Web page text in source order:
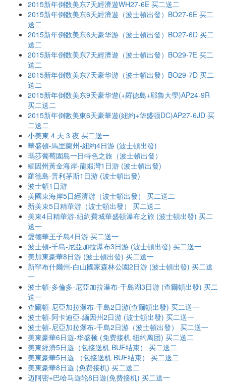
2015新年倒数美东7天經濟遊WH27-6E 买二送二
2015新年倒数美东6天經濟遊（波士頓出發）BO27-6E 买二
送二
2015新年倒数美东6天豪华游（波士頓出發）BO27-6D 买二
送二
2015新年倒数美东7天經濟遊（波士頓出發）BO29-7E 买二
送二
2015新年倒数美东7天豪华游（波士頓出發）BO29-7D 买二
送二
2015新年倒数美东9天豪华遊(+羅德島+耶魯大學)AP24-9R
买二送二
2015新年倒數美東6天豪華遊(紐約+华盛顿DC)AP27-6JD 买
二送二
小美東 4 天 3 夜 买二送一
華盛頓-馬里蘭州-紐約4日游 (波士頓出發)
瑪莎葡萄園島一日特色之旅（波士頓出發）
緬因州黃金海岸-龍蝦灣1日游 (波士頓出發)
羅德島-普利茅斯1日游 (波士頓出發)
波士頓1日游
美國東海岸5日經濟游（波士頓出發） 买二送二
新美東5日精華游（波士頓出發） 买二送二
美東4日精華游-紐約費城華盛頓瀑布之旅 (波士頓出發) 买二
送一
愛德華王子島4日游 买二送一
波士頓-千島-尼亞加拉瀑布3日游 (波士頓出發) 买二送一
美加東豪華8日游 (波士頓出發) 买二送一
新罕布什爾州-白山國家森林公園2日游 (波士頓出發) 买二送
一
波士頓-多倫多-尼亞加拉瀑布-千島湖3日游 (查爾頓出發) 买二
送一
查爾頓-尼亞加拉瀑布-千島2日游(查爾頓出發) 买二送一
波士頓-阿卡迪亞-緬因州2日游 (波士頓出發) 买二送一
波士頓-尼亞加拉瀑布-千島2日游（波士頓出發） 买二送一
美東豪華6日遊-华盛顿 (免费接机 纽约离团) 买二送二
美東經濟5日遊（包接送机 BUF结束） 买二送二
美東豪華5日遊 （包接送机 BUF结束） 买二送二
美東豪華8日遊 (免费接机) 买二送二
迈阿密+巴哈马遊轮8日遊(免费接机) 买二送一